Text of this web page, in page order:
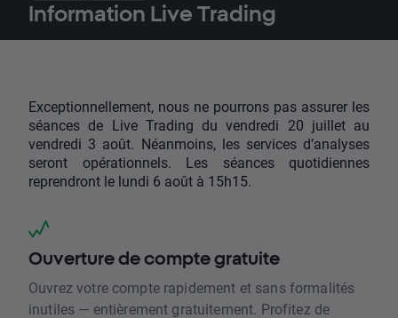
Information Live Trading
Exceptionnellement, nous ne pourrons pas assurer les
séances de Live Trading du vendredi 20 juillet au
vendredi 3 août. Néanmoins, les services d’analyses
seront opérationnels. Les séances quotidiennes
reprendront le lundi 6 août à 15h15.
Ouverture de compte gratuite
Ouvrez votre compte rapidement et sans formalités
inutiles — entièrement gratuitement. Profitez de